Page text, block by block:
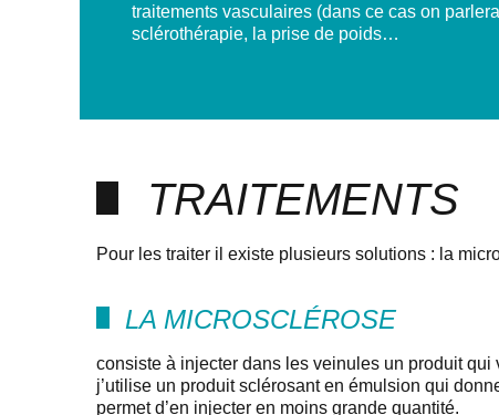
traitements vasculaires (dans ce cas on parlera
sclérothérapie, la prise de poids…
TRAITEMENTS
Pour les traiter il existe plusieurs solutions : la
LA MICROSCLÉROSE
consiste à injecter dans les veinules un produit
j’utilise un produit sclérosant en émulsion qui
permet d’en injecter en moins grande quantité.